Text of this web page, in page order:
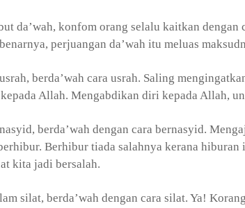
da’wah, konfom orang selalu kaitkan dengan
perjuangan da’wah itu meluas
berda’wah cara usrah. Saling
Allah. Mengabdikan diri kepada Allah,
berda’wah dengan cara bernasyid.
Berhibur tiada salahnya kerana
kita jadi bersalah.
silat, berda’wah dengan cara silat. Ya!